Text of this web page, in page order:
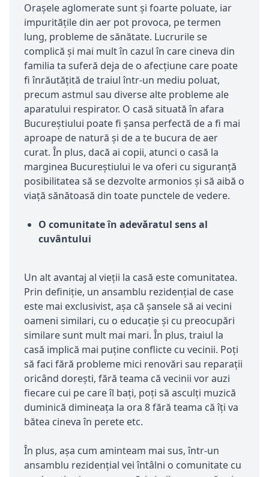
Orașele aglomerate sunt și foarte poluate, iar
impuritățile din aer pot provoca, pe termen
lung, probleme de sănătate. Lucrurile se
complică și mai mult în cazul în care cineva din
familia ta suferă deja de o afecțiune care poate
fi înrăutățită de traiul într-un mediu poluat,
precum astmul sau diverse alte probleme ale
aparatului respirator. O casă situată în afara
Bucureștiului poate fi șansa perfectă de a fi mai
aproape de natură și de a te bucura de aer
curat. În plus, dacă ai copii, atunci o casă la
marginea Bucureștiului le va oferi cu siguranță
posibilitatea să se dezvolte armonios și să aibă o
viață sănătoasă din toate punctele de vedere.
O comunitate în adevăratul sens al
cuvântului
Un alt avantaj al vieții la casă este comunitatea.
Prin definiție, un ansamblu rezidențial de case
este mai exclusivist, așa că șansele să ai vecini
oameni similari, cu o educație și cu preocupări
similare sunt mult mai mari. În plus, traiul la
casă implică mai puține conflicte cu vecinii. Poți
să faci fără probleme mici renovări sau reparații
oricând dorești, fără teama că vecinii vor auzi
fiecare cui pe care îl bați, poți să asculți muzică
duminică dimineața la ora 8 fără teama că îți va
bătea cineva în perete etc.
În plus, așa cum aminteam mai sus, într-un
ansamblu rezidențial vei întâlni o comunitate cu